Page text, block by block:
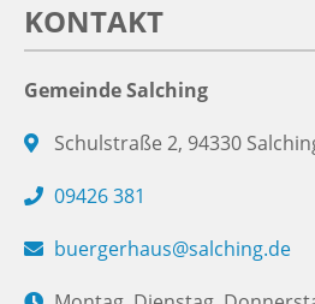
KONTAKT
Gemeinde Salching
Schulstraße 2, 94330
09426 381
buergerhaus@salching.de